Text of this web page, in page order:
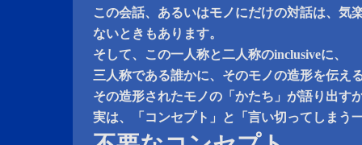
この会話、あるいはモノにだけの対話は、気
ないときもあります。
そして、この一人称と二人称のinclusiveに、
三人称である誰かに、そのモノの造形を伝え
その造形されたモノの「かたち」が語り出す
実は、「コンセプト」と「言い切ってしまう